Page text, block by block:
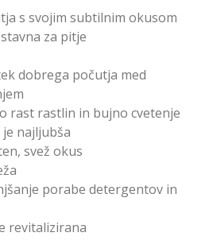
s svojim subtilnim okusom
za pitje
dobrega počutja med
rast rastlin in bujno cvetenje
najljubša
svež okus
porabe detergentov in
revitalizirana